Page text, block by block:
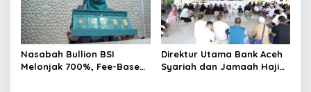
Nasabah Bullion BSI
Melonjak 700%, Fee-Based
Direktur Utama Bank Aceh
Syariah dan Jamaah Haji